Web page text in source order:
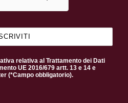
relativa al Trattamento dei Dati
UE 2016/679 artt. 13 e 14 e
(*Campo obbligatorio).